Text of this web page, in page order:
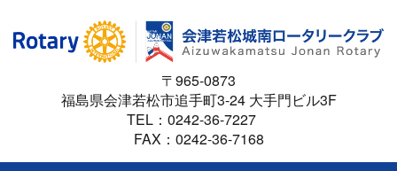
ス
〒965-0873
福島県会津若松市追手町3-24 大手門ビル3F
TEL： 0242-36-7227
FAX：0242-36-7168